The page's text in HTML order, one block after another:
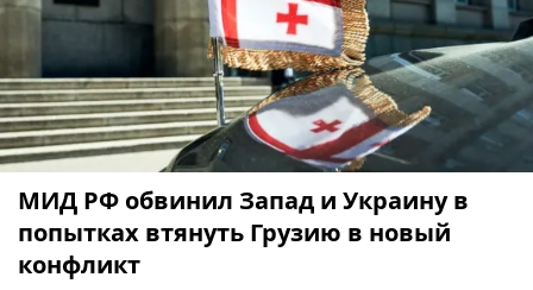
МИД РФ обвинил Запад и Украину в
попытках втянуть Грузию в новый
конфликт